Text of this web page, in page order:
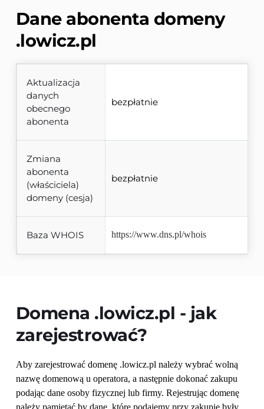
Dane abonenta domeny
.lowicz.pl
Aktualizacja
danych
obecnego
abonenta
bezpłatnie
Zmiana
abonenta
(właściciela)
domeny (cesja)
bezpłatnie
Baza WHOIS https://www.dns.pl/whois
Domena .lowicz.pl - jak
zarejestrować?
Aby zarejestrować domenę .lowicz.pl należy wybrać wolną
nazwę domenową u operatora, a następnie dokonać zakupu
podając dane osoby fizycznej lub firmy. Rejestrując domenę
należy pamiętać by dane, które podajemy przy zakupie były